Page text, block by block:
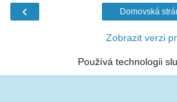
‹ Domovská
Zobrazit verzi
Používá technologii